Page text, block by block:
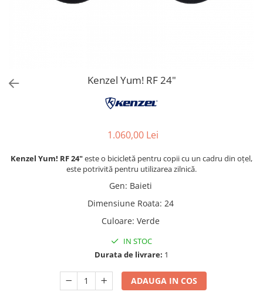
Kenzel Yum! RF 24"
1.060,00 Lei
Kenzel Yum! RF 24"este o bicicletă pentru copii cu un cadru din oțel,
este potrivită pentru utilizarea zilnică.
Gen: Baieti
Dimensiune Roata: 24
Culoare: Verde
IN STOC
Durata de livrare: 1
ADAUGA IN COS